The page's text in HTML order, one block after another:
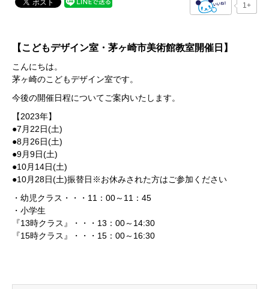
1+
【こどもデザイン室・茅ヶ崎市美術館教室開催日】
こんにちは。
茅ヶ崎のこどもデザイン室です。
今後の開催日程についてご案内いたします。
【2023年】
●7月22日(土)
●8月26日(土)
●9月9日(土)
●10月14日(土)
●10月28日(土)振替日※お休みされた方はご参加ください
・幼児クラス・・・11：00～11：45
・小学生
『13時クラス』・・・13：00～14:30
『15時クラス』・・・15：00～16:30